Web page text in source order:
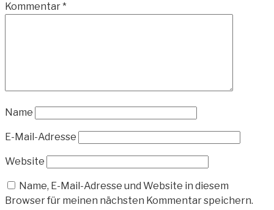
Kommentar*
Name
E-Mail-Adresse
Website
Name, E-Mail-Adresse und Website in diesem
Browser für meinen nächsten Kommentar speichern.